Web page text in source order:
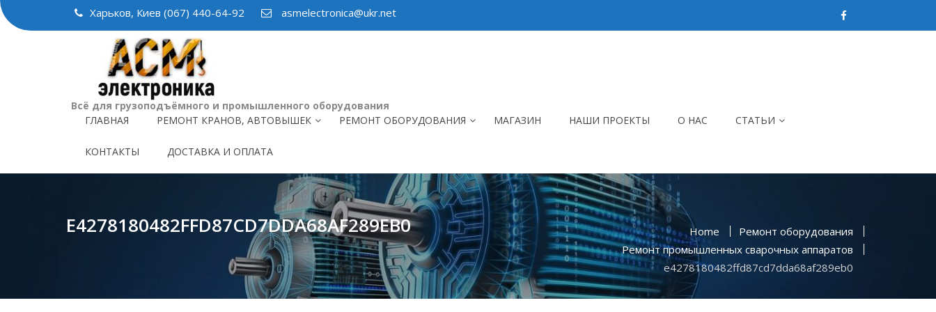
Skip
to
Харьков, Киев (067) 440-64-92 asmelectronica@ukr.net
Всё для грузоподъёмного и промышленного оборудования
ГЛАВНАЯ
РЕМОНТ КРАНОВ, АВТОВЫШЕК РЕМОНТ ОБОРУДОВАНИЯ МАГАЗИН НАШИ ПРОЕКТЫ О НАС СТАТЬИ
КОНТАКТЫ ДОСТАВКА И ОПЛАТА
E4278180482FFD87CD7DDA68AF289EB0 Home
Ремонт оборудования
Ремонт промышленных сварочных аппаратов
e4278180482ffd87cd7dda68af289eb0